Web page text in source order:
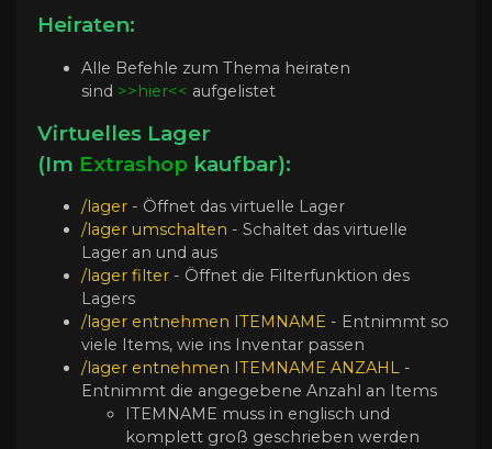
Heiraten:
Alle Befehle zum Thema heiraten
sind >>hier<< aufgelistet
Virtuelles Lager
(Im Extrashop kaufbar):
/lager - Öffnet das virtuelle Lager
/lager umschalten - Schaltet das virtuelle
Lager an und aus
/lager filter - Öffnet die Filterfunktion des
Lagers
/lager entnehmen ITEMNAME - Entnimmt so
viele Items, wie ins Inventar passen
/lager entnehmen ITEMNAME ANZAHL -
Entnimmt die angegebene Anzahl an Items
ITEMNAME muss in englisch und
komplett groß geschrieben werden